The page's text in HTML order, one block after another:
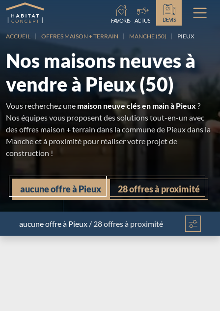
Chargement...
FAVORIS ACTUS DEVIS
ACCUEIL OFFRES MAISON + TERRAIN MANCHE (50) PIEUX
Nos maisons neuves à
vendre à Pieux (50)
Vous recherchez une maison neuve clés en main à Pieux?
Nos équipes vous proposent des solutions tout-en-un avec
des offres maison + terrain dans la commune de Pieux dans la
Manche et à proximité pour réaliser votre projet de
construction !
aucune offre à Pieux 28 offres à proximité
aucune offreà Pieux / 28 offres à proximité